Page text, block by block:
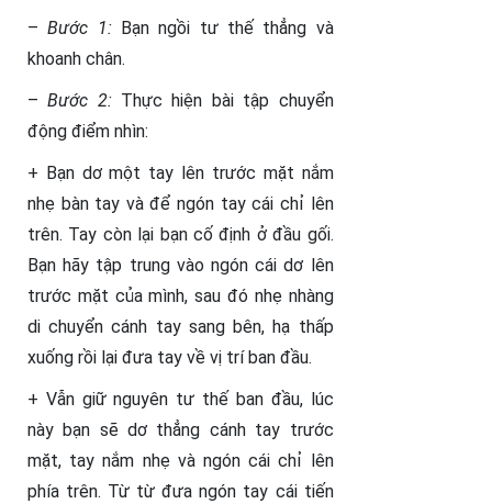
–Bước 1:Bạn ngồi tư thế thẳng và
khoanh chân.
–Bước 2:Thực hiện bài tập chuyển
động điểm nhìn:
+ Bạn dơ một tay lên trước mặt nắm
nhẹ bàn tay và để ngón tay cái chỉ lên
trên. Tay còn lại bạn cố định ở đầu gối.
Bạn hãy tập trung vào ngón cái dơ lên
trước mặt của mình, sau đó nhẹ nhàng
di chuyển cánh tay sang bên, hạ thấp
xuống rồi lại đưa tay về vị trí ban đầu.
+ Vẫn giữ nguyên tư thế ban đầu, lúc
này bạn sẽ dơ thẳng cánh tay trước
mặt, tay nắm nhẹ và ngón cái chỉ lên
phía trên. Từ từ đưa ngón tay cái tiến